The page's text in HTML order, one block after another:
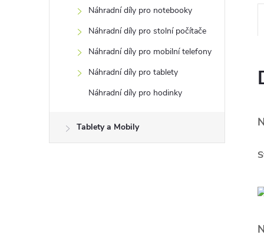
Náhradní díly pro notebooky
Náhradní díly pro stolní počítače
Náhradní díly pro mobilní telefony
Náhradní díly pro tablety
Náhradní díly pro hodinky
Tablety a Mobily